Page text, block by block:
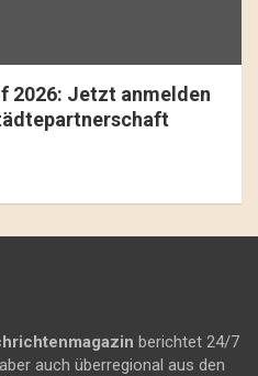
2026: Jetzt anmelden
berichtet 24/7
auch überregional aus den